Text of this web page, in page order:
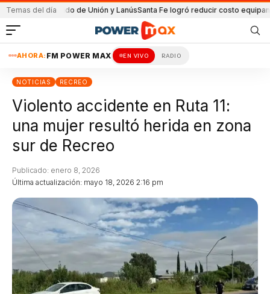
Temas del día
el partido de Unión y LanúsSanta Fe logró reducir costo equipamiento
AHORA: FM POWER MAX EN VIVO RADIO
NOTICIAS RECREO
Violento accidente en Ruta 11:
una mujer resultó herida en zona
sur de Recreo
Última actualización: mayo 18, 2026 2:16 pm
Publicado: enero 8, 2026